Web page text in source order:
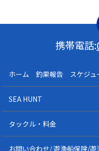
携帯電話:
ホーム 釣果報告 スケジュ
SEA HUNT
タックル・料金
お問い合わせ/ 遊漁船保険/